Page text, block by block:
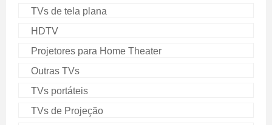
TVs de tela plana
HDTV
Projetores para Home Theater
Outras TVs
TVs portáteis
TVs de Projeção